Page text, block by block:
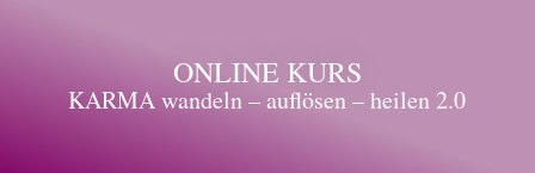
ONLINE KURS
KARMA wandeln – auflösen – heilen 2.0